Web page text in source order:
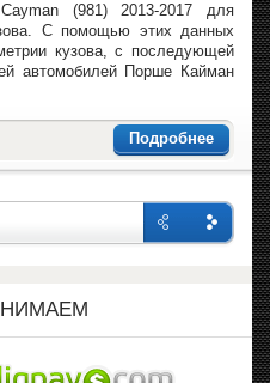
(981) 2013-2017 для
С помощью этих данных
кузова, с последующей
автомобилей Порше Кайман
Подробнее